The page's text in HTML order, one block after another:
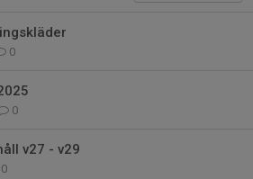
0
0
v27 - v29
0